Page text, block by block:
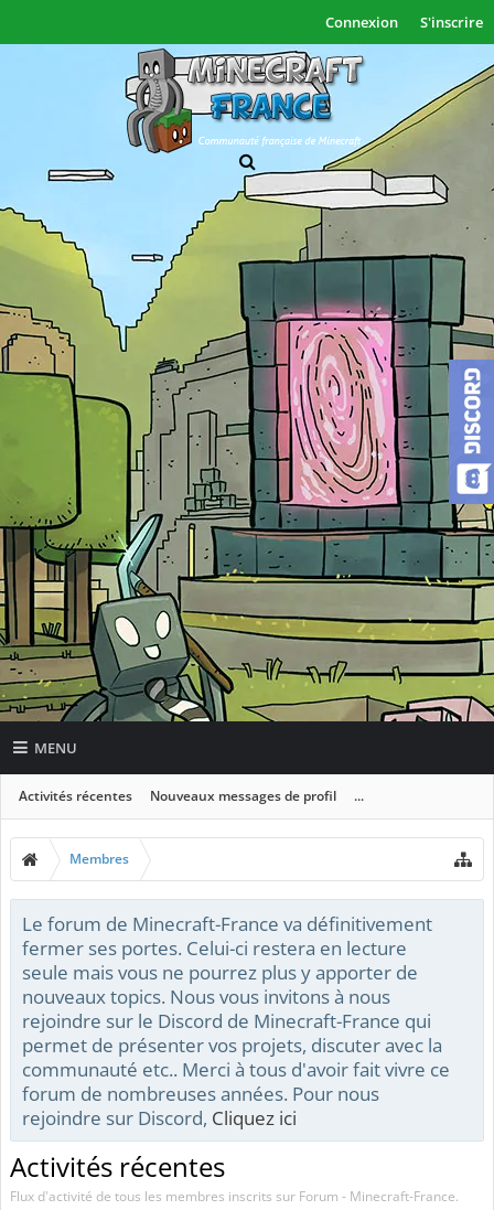
Connexion S'inscrire
MENU
Activités récentes Nouveaux messages de profil ...
Membres
Le forum de Minecraft-France va définitivement
fermer ses portes. Celui-ci restera en lecture
seule mais vous ne pourrez plus y apporter de
nouveaux topics. Nous vous invitons à nous
rejoindre sur le Discord de Minecraft-France qui
permet de présenter vos projets, discuter avec la
communauté etc.. Merci à tous d'avoir fait vivre ce
forum de nombreuses années. Pour nous
rejoindre sur Discord, Cliquez ici
Activités récentes
Flux d'activité de tous les membres inscrits sur Forum - Minecraft-France.